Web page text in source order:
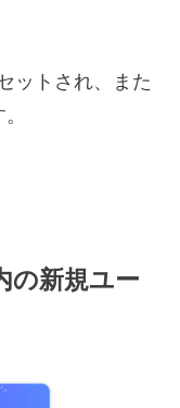
ットされ、また
の新規ユー